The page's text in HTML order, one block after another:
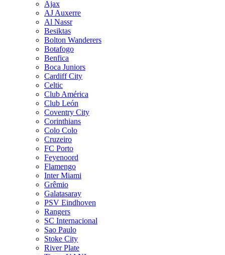
Ajax
AJ Auxerre
Al Nassr
Besiktas
Bolton Wanderers
Botafogo
Benfica
Boca Juniors
Cardiff City
Celtic
Club América
Club León
Coventry City
Corinthians
Colo Colo
Cruzeiro
FC Porto
Feyenoord
Flamengo
Inter Miami
Grêmio
Galatasaray
PSV Eindhoven
Rangers
SC Internacional
Sao Paulo
Stoke City
River Plate